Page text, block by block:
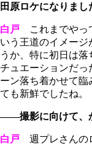
田原ロケになりまし
白戸 これまでやっ
いう王道のイメー
うか、特に初日は
チュエーションだっ
ーン落ち着かせて臨
ても新鮮でしたね。
――撮影に向けて、
白戸 週プレさんの